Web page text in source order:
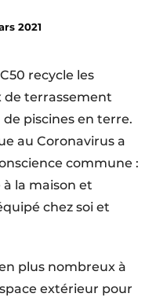
2021
recycle les
de terrassement
piscines en terre.
au Coronavirus a
commune :
la maison et
chez soi et
plus nombreux à
extérieur pour